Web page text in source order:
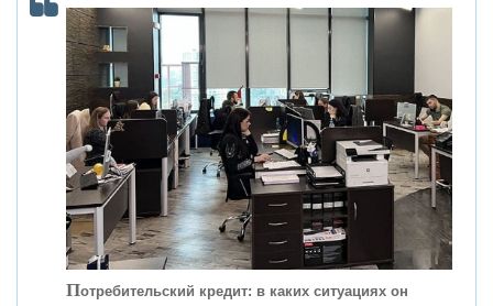
Скорость - один из главных трендов в
кредитовании бизнеса - «Интервью»
Потребительский кредит: в каких ситуациях он